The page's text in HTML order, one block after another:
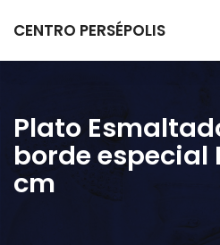
CENTRO PERSÉPOLIS
Plato
borde especial
cm